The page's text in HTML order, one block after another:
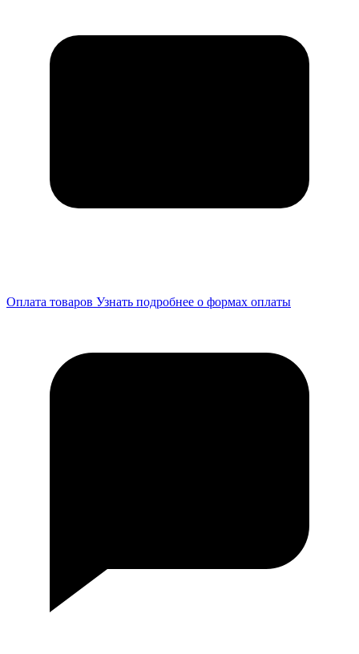
Оплата товаров Узнать подробнее о формах оплаты